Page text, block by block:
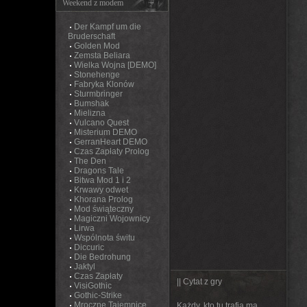
Weekend z modem
Der Kampf um die
Bruderschaft
Golden Mod
Zemsta Beliara
Wielka Wojna [DEMO]
Stonehenge
Fabryka Klonów
Sturmbringer
Bumshak
Mielizna
Vulcano Quest
Misterium DEMO
GerranHeart DEMO
Czas Zapłaty Prolog
The Den
Dragons Tale
Bitwa Mod 1 i 2
Krwawy odwet
Khorana Prolog
Mod świąteczny
Magiczni Wojownicy
Lirwa
Wspólnota świtu
Diccuric
Die Bedrohung
Jaktyl
Czas Zapłaty
VisiGothic
Gothic-Strike
Mroczne Tajemnice
|| Cytat z gry